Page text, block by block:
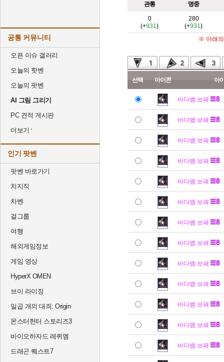
공통 커뮤니티
오픈 이슈 갤러리
오늘의 핫벤
오늘의 팟벤
AI 그림 그리기
PC 견적 게시판
더보기
인기 팟벤
팟벤 바로가기
치지직
차벤
걸그룹
여행
해외게임정보
게임 영상
HyperX OMEN
브이 라이징
일곱 개의 대죄: Origin
몬스터헌터 스토리즈3
바이오하자드 레퀴엠
드래곤 퀘스트7
관통 명중
0
(+931)
280
(+931)
※ 아래의
선택 아이콘 아
바다뱀 보패
바다뱀 보패
바다뱀 보패
바다뱀 보패
바다뱀 보패
바다뱀 보패
바다뱀 보패
바다뱀 보패
바다뱀 보패
바다뱀 보패
바다뱀 보패
바다뱀 보패
바다뱀 보패